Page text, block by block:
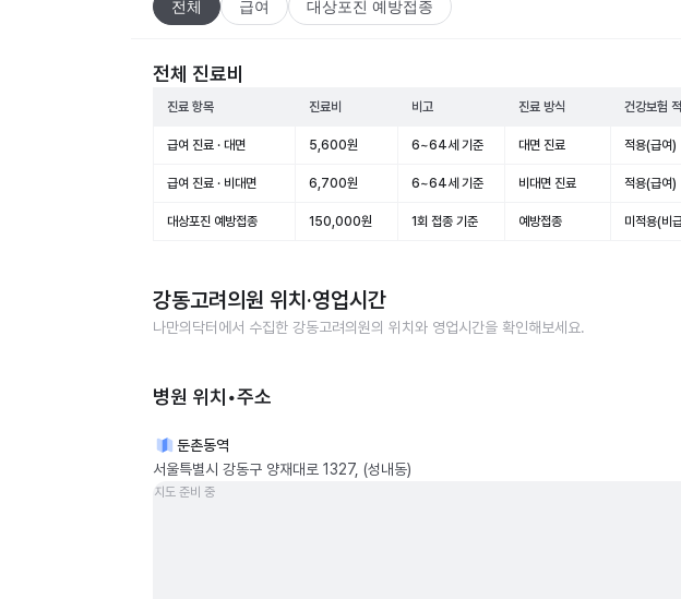
전체 급여 대상포진 예방접종
전체 진료비
진료 항목 진료비 비고 진료 방식 건강보험
급여 진료 · 대면 5,600원 6~64세 기준 대면 진료 적용(급여)
급여 진료 · 비대면 6,700원 6~64세 기준 비대면 진료 적용(급여)
대상포진 예방접종 150,000원 1회 접종 기준 예방접종 미적용(비
강동고려의원 위치·영업시간
나만의닥터에서 수집한 강동고려의원의 위치와 영업시간을 확인해보세요.
병원 위치•주소
둔촌동역
서울특별시 강동구 양재대로 1327, (성내동)
지도 준비 중